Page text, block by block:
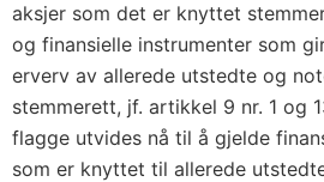
aksjer som det er knyttet
og finansielle instrumenter som
erverv av allerede utstedte og
stemmerett, jf. artikkel 9 nr. 1 og
flagge utvides nå til å gjelde
som er knyttet til allerede